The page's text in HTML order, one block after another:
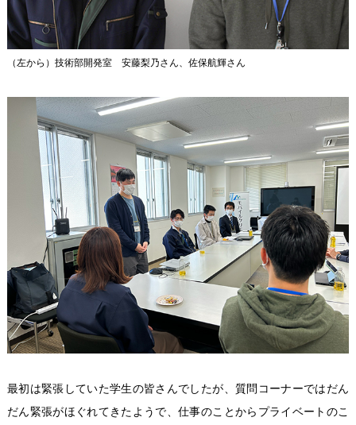
（左から）技術部開発室 安藤梨乃さん、佐保航輝さん
最初は緊張していた学生の皆さんでしたが、質問コーナーではだん
だん緊張がほぐれてきたようで、仕事のことからプライベートのこ